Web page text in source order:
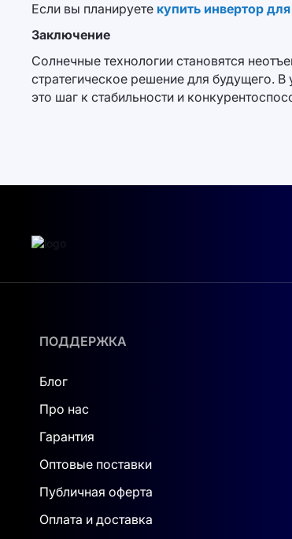
Если вы планируете купить инвертор
Заключение
Солнечные технологии становятся
стратегическое решение для будущего.
это шаг к стабильности и
ПОДДЕРЖКА
Блог
Про нас
Гарантия
Оптовые поставки
Публичная оферта
Оплата и доставка